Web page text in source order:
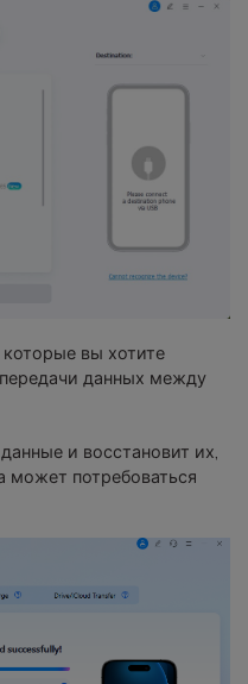
вы хотите
передачи данных между
и восстановит их,
может потребоваться